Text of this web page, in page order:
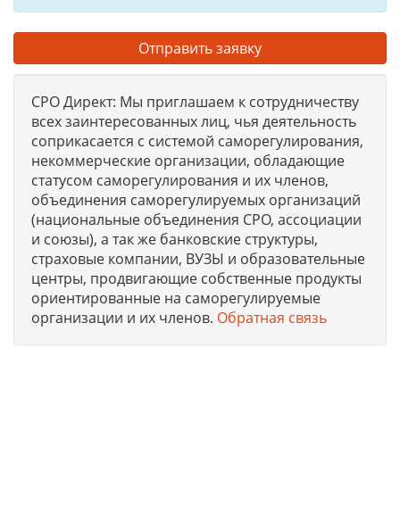
Отправить заявку
СРО Директ: Мы приглашаем к сотрудничеству
всех заинтересованных лиц, чья деятельность
соприкасается с системой саморегулирования,
некоммерческие организации, обладающие
статусом саморегулирования и их членов,
объединения саморегулируемых организаций
(национальные объединения СРО, ассоциации
и союзы), а так же банковские структуры,
страховые компании, ВУЗЫ и образовательные
центры, продвигающие собственные продукты
ориентированные на саморегулируемые
организации и их членов. Обратная связь